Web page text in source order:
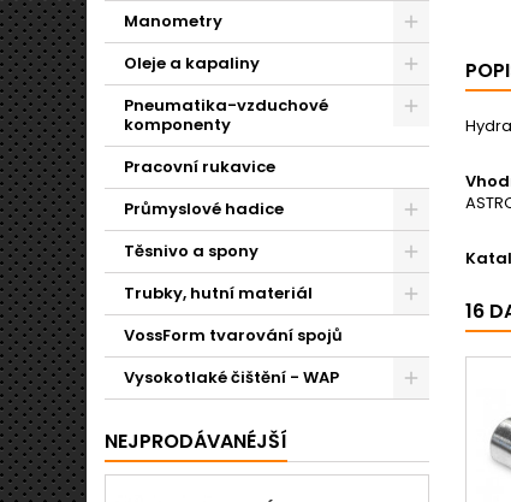
Manometry
Oleje a kapaliny
Pneumatika-vzduchové
komponenty
Pracovní rukavice
Průmyslové hadice
Těsnivo a spony
Trubky, hutní materiál
VossForm tvarování spojů
Vysokotlaké čištění - WAP
NEJPRODÁVANÉJŠÍ
16